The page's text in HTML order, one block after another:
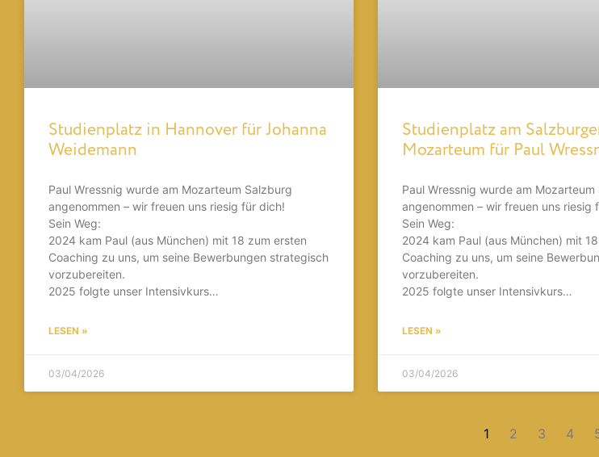
Studienplatz in Hannover für Johanna
Weidemann
Paul Wressnig wurde am Mozarteum Salzburg
angenommen – wir freuen uns riesig für dich!
Sein Weg:
2024 kam Paul (aus München) mit 18 zum ersten
Coaching zu uns, um seine Bewerbungen strategisch
vorzubereiten.
2025 folgte unser Intensivkurs…
LESEN »
03/04/2026
Studienplatz am
Mozarteum für Paul
Paul Wressnig wurde am Mozarteum
angenommen – wir freuen uns riesig
Sein Weg:
2024 kam Paul (aus München) mit
Coaching zu uns, um seine
vorzubereiten.
2025 folgte unser Intensivkurs…
LESEN »
03/04/2026
1 2 3 4